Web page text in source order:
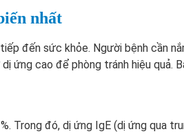
nhất
đến sức khỏe. Người bệnh cần
ứng cao để phòng tránh hiệu quả.
Trong đó, dị ứng IgE (dị ứng qua